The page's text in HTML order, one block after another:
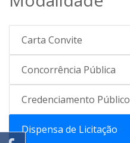
Carta Convite
Concorrência Pública
Credenciamento Público
Dispensa de Licitação